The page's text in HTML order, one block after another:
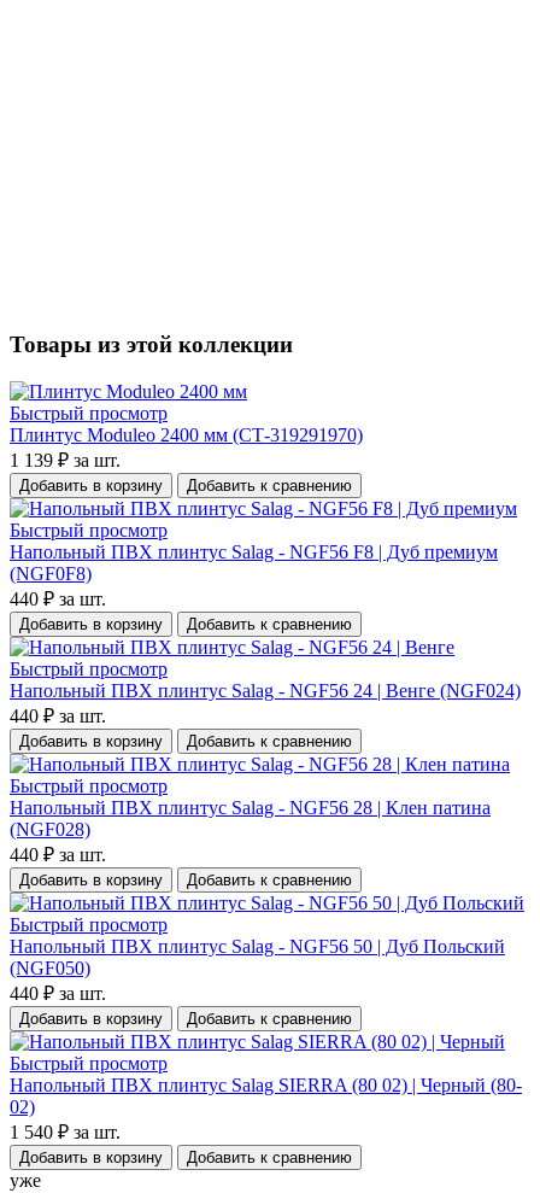
Товары из этой коллекции
Быстрый просмотр
Плинтус Moduleo 2400 мм (СТ-319291970)
1 139 ₽ за шт.
Добавить в корзину Добавить к сравнению
Быстрый просмотр
Напольный ПВХ плинтус Salag - NGF56 F8 | Дуб премиум
(NGF0F8)
440 ₽ за шт.
Добавить в корзину Добавить к сравнению
Быстрый просмотр
Напольный ПВХ плинтус Salag - NGF56 24 | Венге (NGF024)
440 ₽ за шт.
Добавить в корзину Добавить к сравнению
Быстрый просмотр
Напольный ПВХ плинтус Salag - NGF56 28 | Клен патина
(NGF028)
440 ₽ за шт.
Добавить в корзину Добавить к сравнению
Быстрый просмотр
Напольный ПВХ плинтус Salag - NGF56 50 | Дуб Польский
(NGF050)
440 ₽ за шт.
Добавить в корзину Добавить к сравнению
Быстрый просмотр
Напольный ПВХ плинтус Salag SIERRA (80 02) | Черный (80-
02)
1 540 ₽ за шт.
Добавить в корзину Добавить к сравнению
уже